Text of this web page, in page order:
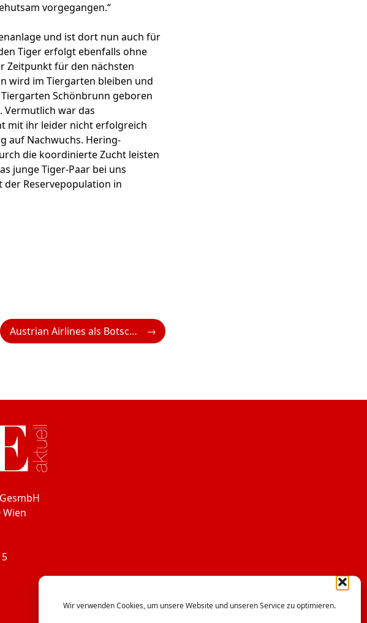
Wir verwenden Cookies, um unsere Website und unseren Service zu optimieren.
vorgegangen.“
und ist dort nun auch für
Tiger erfolgt ebenfalls ohne
Zeitpunkt für den nächsten
wird im Tiergarten bleiben und
Schönbrunn geboren
Vermutlich war das
mit ihr leider nicht erfolgreich
auf Nachwuchs. Hering-
die koordinierte Zucht leisten
junge Tiger-Paar bei uns
Reservepopulation in
Austrian Airlines als Botschafter der Österreich-Teilnahme an der Expo 2025
Wien